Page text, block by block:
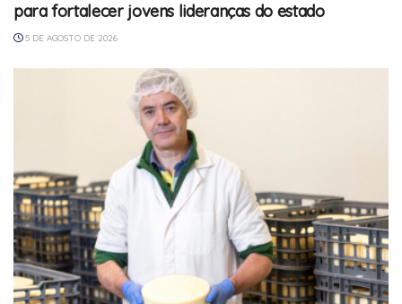
para fortalecer jovens lideranças do estado
5 DE AGOSTO DE 2026